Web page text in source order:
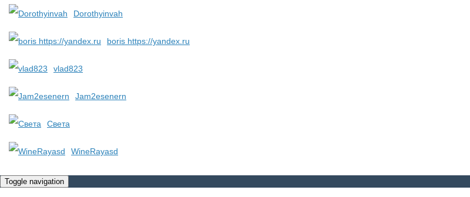
Dorothyinvah
boris https://yandex.ru
vlad823
Jam2esenern
Света
WineRayasd
Toggle navigation